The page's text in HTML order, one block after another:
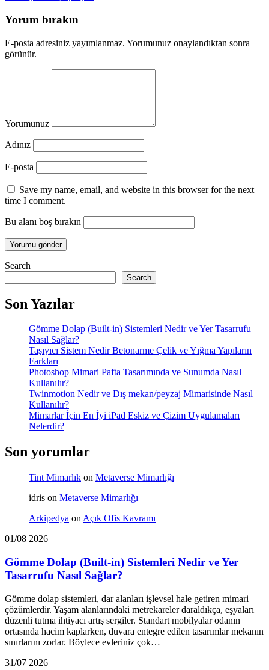
Yorum bırakın
E-posta adresiniz yayımlanmaz. Yorumunuz onaylandıktan sonra
görünür.
Yorumunuz
Adınız
E-posta
Save my name, email, and website in this browser for the next
time I comment.
Bu alanı boş bırakın
Search
Search
Son Yazılar
Gömme Dolap (Built-in) Sistemleri Nedir ve Yer Tasarrufu
Nasıl Sağlar?
Taşıyıcı Sistem Nedir Betonarme Çelik ve Yığma Yapıların
Farkları
Photoshop Mimari Pafta Tasarımında ve Sunumda Nasıl
Kullanılır?
Twinmotion Nedir ve Dış mekan/peyzaj Mimarisinde Nasıl
Kullanılır?
Mimarlar İçin En İyi iPad Eskiz ve Çizim Uygulamaları
Nelerdir?
Son yorumlar
Tint Mimarlık on Metaverse Mimarlığı
idris on Metaverse Mimarlığı
Arkipedya on Açık Ofis Kavramı
01/08 2026
Gömme Dolap (Built-in) Sistemleri Nedir ve Yer
Tasarrufu Nasıl Sağlar?
Gömme dolap sistemleri, dar alanları işlevsel hale getiren mimari
çözümlerdir. Yaşam alanlarındaki metrekareler daraldıkça, eşyaları
düzenli tutma ihtiyacı artış sergiler. Standart mobilyalar odanın
ortasında hacim kaplarken, duvara entegre edilen tasarımlar mekanın
sınırlarını zorlar. Böylece evleriniz çok…
31/07 2026